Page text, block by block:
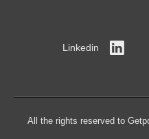
Linkedin